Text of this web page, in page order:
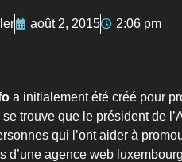
août 2, 2015 2:06 pm
a initialement été créé pour
trouve que le président de
qui l’ont aider à
agence web